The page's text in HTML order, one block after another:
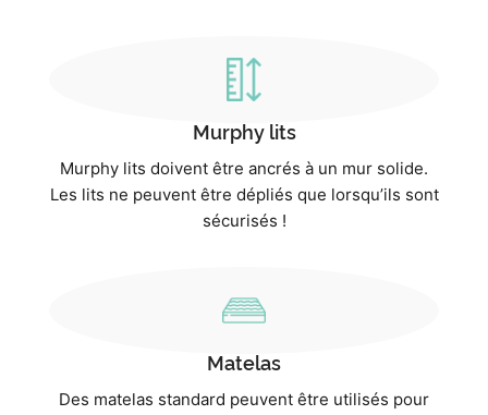
Murphy lits
Murphy lits doivent être ancrés à un mur solide.
Les lits ne peuvent être dépliés que lorsqu’ils sont
sécurisés !
Matelas
Des matelas standard peuvent être utilisés pour